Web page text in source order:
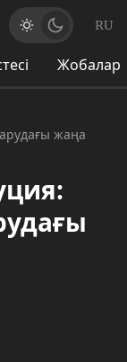
RU
Жобалар
жаңа